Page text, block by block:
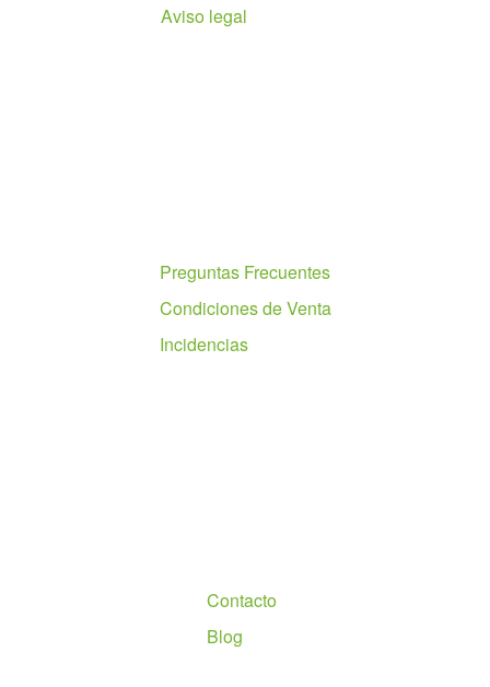
Aviso legal
Preguntas Frecuentes
Condiciones de Venta
Incidencias
Contacto
Blog